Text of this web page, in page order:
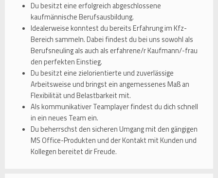
Du besitzt eine erfolgreich abgeschlossene
kaufmännische Berufsausbildung.
Idealerweise konntest du bereits Erfahrung im Kfz-
Bereich sammeln. Dabei findest du bei uns sowohl als
Berufsneuling als auch als erfahrene/r Kaufmann/-frau
den perfekten Einstieg.
Du besitzt eine zielorientierte und zuverlässige
Arbeitsweise und bringst ein angemessenes Maß an
Flexibilität und Belastbarkeit mit.
Als kommunikativer Teamplayer findest du dich schnell
in ein neues Team ein.
Du beherrschst den sicheren Umgang mit den gängigen
MS Office-Produkten und der Kontakt mit Kunden und
Kollegen bereitet dir Freude.